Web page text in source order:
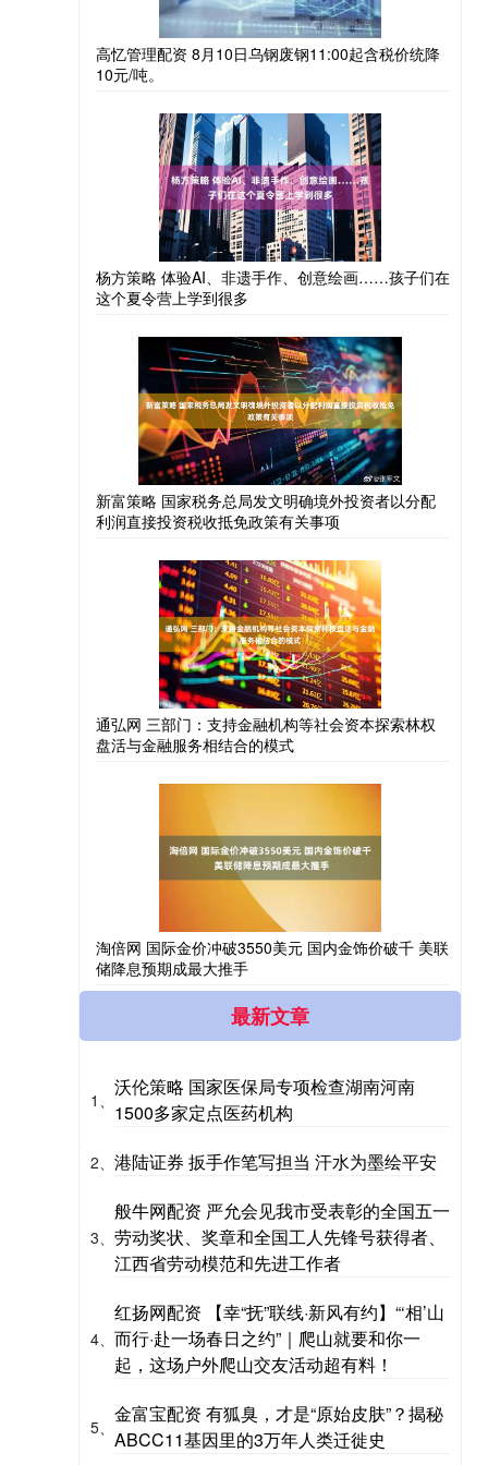
高忆管理配资 8月10日乌钢废钢11:00起含税价统降
10元/吨。
杨方策略 体验AI、非遗手作、创意绘画……孩子们在
这个夏令营上学到很多
新富策略 国家税务总局发文明确境外投资者以分配
利润直接投资税收抵免政策有关事项
通弘网 三部门：支持金融机构等社会资本探索林权
盘活与金融服务相结合的模式
淘倍网 国际金价冲破3550美元 国内金饰价破千 美联
储降息预期成最大推手
最新文章
1、
沃伦策略 国家医保局专项检查湖南河南
1500多家定点医药机构
2、 港陆证券 扳手作笔写担当 汗水为墨绘平安
3、
般牛网配资 严允会见我市受表彰的全国五一
劳动奖状、奖章和全国工人先锋号获得者、
江西省劳动模范和先进工作者
4、
红扬网配资 【幸“抚”联线·新风有约】“‘相’山
而行·赴一场春日之约”｜爬山就要和你一
起，这场户外爬山交友活动超有料！
5、
金富宝配资 有狐臭，才是“原始皮肤”？揭秘
ABCC11基因里的3万年人类迁徙史